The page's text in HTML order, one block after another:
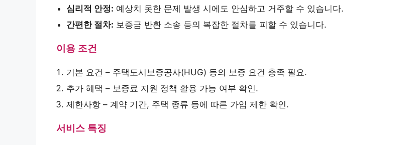
심리적 안정: 예상치 못한 문제 발생 시에도 안심하고 거주할 수 있습니다.
간편한 절차: 보증금 반환 소송 등의 복잡한 절차를 피할 수 있습니다.
이용 조건
기본 요건 – 주택도시보증공사(HUG) 등의 보증 요건 충족 필요.
추가 혜택 – 보증료 지원 정책 활용 가능 여부 확인.
제한사항 – 계약 기간, 주택 종류 등에 따른 가입 제한 확인.
서비스 특징